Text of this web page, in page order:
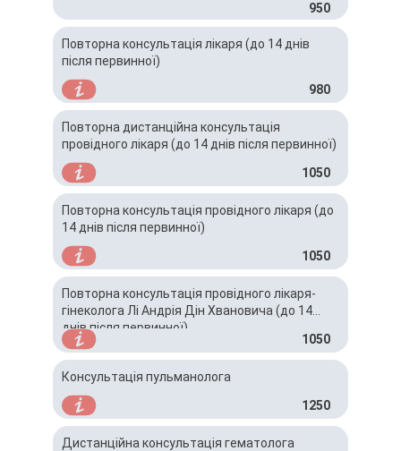
950
Повторна консультація лікаря (до 14 днів
після первинної)
980
Повторна дистанційна консультація
провідного лікаря (до 14 днів після первинної)
1050
Повторна консультація провідного лікаря (до
14 днів після первинної)
1050
Повторна консультація провідного лікаря-
гінеколога Лі Андрія Дін Хвановича (до 14
днів після первинної)
1050
Консультація пульманолога
1250
Дистанційна консультація гематолога